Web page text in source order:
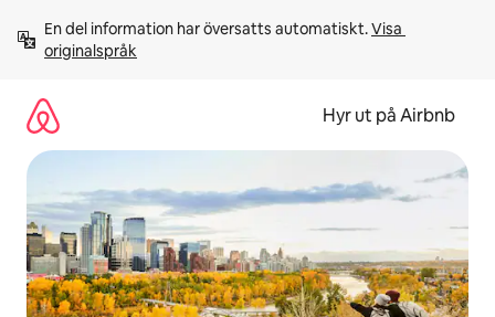
innehåll
En del information har översatts automatiskt. Visa
originalspråk
Hyr ut på Airbnb